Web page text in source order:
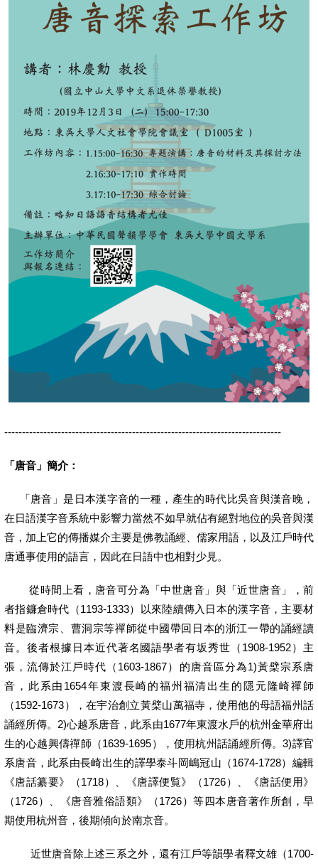
------------------------------------------------------------------------------
「唐音」簡介：
「唐音」是日本漢字音的一種，產生的時代比吳音與漢音晚，
在日語漢字音系統中影響力當然不如早就佔有絕對地位的吳音與漢
音，加上它的傳播媒介主要是佛教誦經、儒家用語，以及江戶時代
唐通事使用的語言，因此在日語中也相對少見。
從時間上看，唐音可分為「中世唐音」與「近世唐音」，前
者指鐮倉時代（1193-1333）以來陸續傳入日本的漢字音，主要材
料是臨濟宗、曹洞宗等禪師從中國帶回日本的浙江一帶的誦經讀
音。後者根據日本近代著名國語學者有坂秀世（1908-1952）主
張，流傳於江戶時代（1603-1867）的唐音區分為1)黃檗宗系唐
音，此系由1654年東渡長崎的福州福清出生的隱元隆崎禪師
（1592-1673），在宇治創立黃檗山萬福寺，使用他的母語福州話
誦經所傳。2)心越系唐音，此系由1677年東渡水戶的杭州金華府出
生的心越興儔禪師（1639-1695），使用杭州話誦經所傳。3)譯官
系唐音，此系由長崎出生的譯學泰斗岡嶋冠山（1674-1728）編輯
《唐話纂要》（1718）、《唐譯便覧》（1726）、《唐話便用》
（1726）、《唐音雅俗語類》（1726）等四本唐音著作所創，早
期使用杭州音，後期傾向於南京音。
近世唐音除上述三系之外，還有江戶等韻學者釋文雄（1700-